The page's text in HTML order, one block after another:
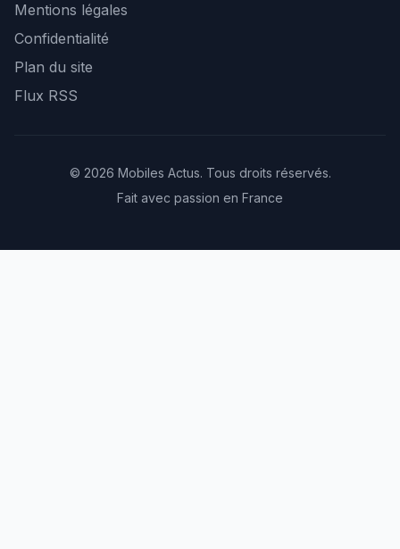
Mentions légales
Confidentialité
Plan du site
Flux RSS
© 2026 Mobiles Actus. Tous droits réservés.
Fait avec passion en France